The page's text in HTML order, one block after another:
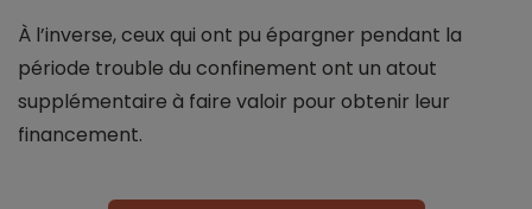
À l’inverse, ceux qui ont pu épargner pendant la
période trouble du confinement ont un atout
supplémentaire à faire valoir pour obtenir leur
financement.